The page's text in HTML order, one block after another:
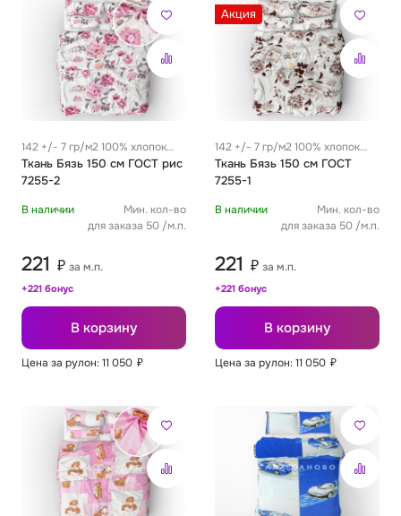
142 +/- 7 гр/м2 100% хлопок
0.29 м
Ткань Бязь 150 см ГОСТ рис
7255-2
В наличии
Мин. кол-во
для заказа 50 /м.п.
221 ₽ за м.п.
+221 бонус
В корзину
Цена за рулон: 11 050 ₽
Акция
142 +/- 7 гр/м2 100% хлопок
0.29 м
Ткань Бязь 150 см ГОСТ
7255-1
В наличии
Мин. кол-во
для заказа 50 /м.п.
221 ₽ за м.п.
+221 бонус
В корзину
Цена за рулон: 11 050 ₽